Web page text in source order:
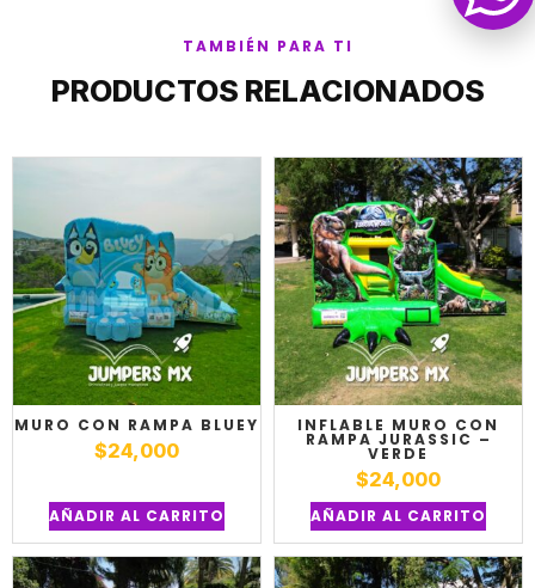
TAMBIÉN PARA TI
PRODUCTOS RELACIONADOS
MURO CON RAMPA BLUEY
$24,000
AÑADIR AL CARRITO
INFLABLE MURO CON
RAMPA JURASSIC –
VERDE
$24,000
AÑADIR AL CARRITO